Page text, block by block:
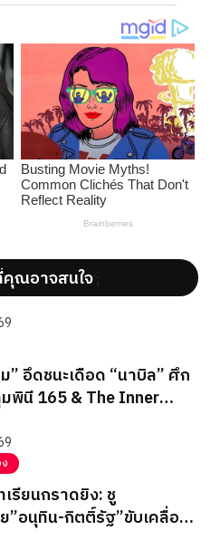
คุณอาจสนใจ';
” อึดชนะเดือด “นาบิล” ศึก
มพินี 165 & The Inner
รียนกราดยิง: ชู
”อนุทิน-กิตติ์รัฐ”ขับเคลื่อน